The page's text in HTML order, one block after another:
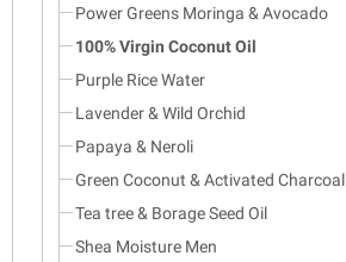
Power Greens Moringa & Avocado
100% Virgin Coconut Oil
Purple Rice Water
Lavender & Wild Orchid
Papaya & Neroli
Green Coconut & Activated Charcoal
Tea tree & Borage Seed Oil
Shea Moisture Men